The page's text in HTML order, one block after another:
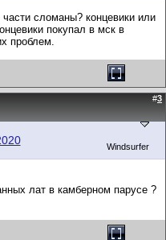
сломаны? концевики или
покупал в мск в
проблем.
#3
Windsurfer
лат в камберном парусе ?